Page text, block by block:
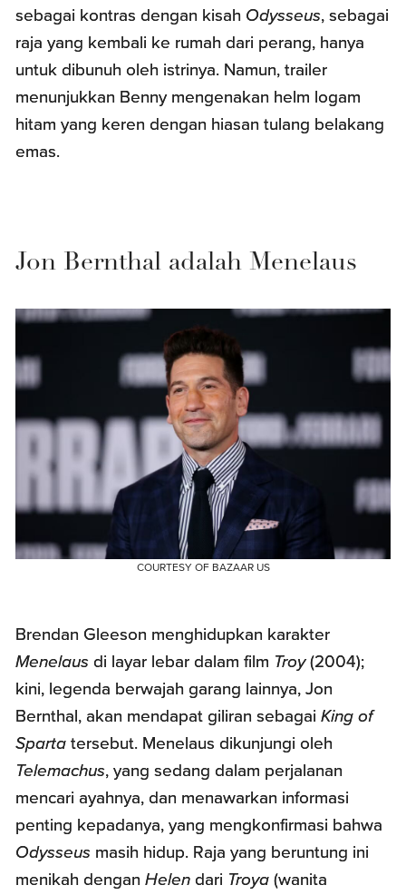
sebagai kontras dengan kisah Odysseus, sebagai
raja yang kembali ke rumah dari perang, hanya
untuk dibunuh oleh istrinya. Namun, trailer
menunjukkan Benny mengenakan helm logam
hitam yang keren dengan hiasan tulang belakang
emas.
Jon Bernthal adalah Menelaus
COURTESY OF BAZAAR US
Brendan Gleeson menghidupkan karakter
Menelaus di layar lebar dalam film Troy(2004);
kini, legenda berwajah garang lainnya, Jon
Bernthal, akan mendapat giliran sebagaiKing of
Sparta tersebut. Menelaus dikunjungi oleh
Telemachus, yang sedang dalam perjalanan
mencari ayahnya, dan menawarkan informasi
penting kepadanya, yang mengkonfirmasi bahwa
Odysseus masih hidup. Raja yang beruntung ini
menikah denganHelen dari Troya (wanita